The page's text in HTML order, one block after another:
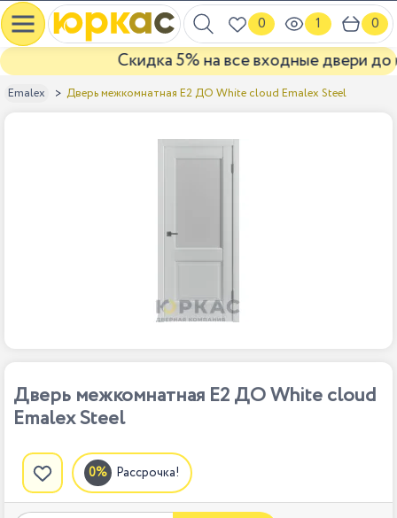
0 1 0
Скидка 5% на все входные двери до
Emalex Дверь межкомнатная E2 ДО White cloud Emalex Steel
Дверь межкомнатная E2 ДО White cloud
Emalex Steel
Рассрочка!